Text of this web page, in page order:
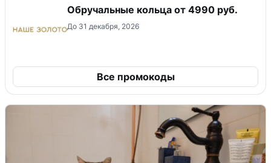
Обручальные кольца от 4990 руб.
До 31 декабря, 2026
Все промокоды